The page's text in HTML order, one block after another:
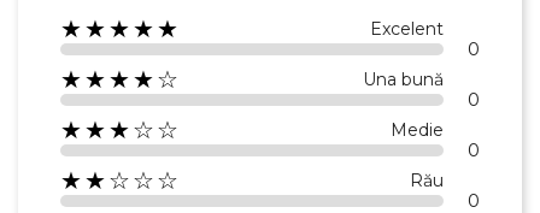
★★★★★ Excelent
0
★★★★☆ Una bună
0
★★★☆☆ Medie
0
★★☆☆☆ Rău
0
Creeaza o lista de dorinte
Numele listei de dorinte